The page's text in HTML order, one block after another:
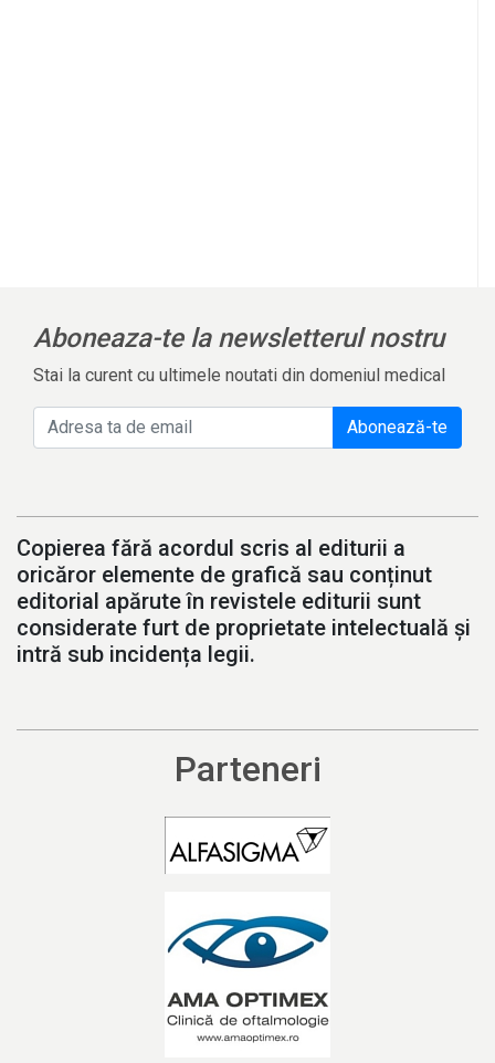
Aboneaza-te la newsletterul nostru
Stai la curent cu ultimele noutati din domeniul medical
Abonează-te
Copierea fără acordul scris al editurii a
oricăror elemente de grafică sau conținut
editorial apărute în revistele editurii sunt
considerate furt de proprietate intelectuală și
intră sub incidența legii.
Parteneri